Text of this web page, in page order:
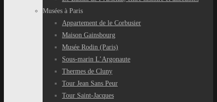
Musées à Paris
Appartement de le Corbusier
Maison Gainsbourg
Musée Rodin (Paris)
Sous-marin L’Argonaute
Thermes de Cluny
Tour Jean Sans Peur
Tour Saint-Jacques